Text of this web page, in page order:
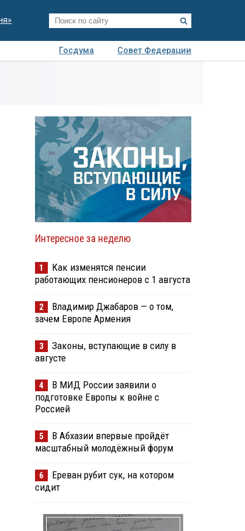
Госдума
Совет Федерации
Интересное за неделю
1
Как изменятся пенсии
работающих пенсионеров с 1 августа
2
Владимир Джабаров — о том,
зачем Европе Армения
3
Законы, вступающие в силу в
августе
4
В МИД России заявили о
подготовке Европы к войне с
Россией
5
В Абхазии впервые пройдёт
масштабный молодёжный форум
6
Ереван рубит сук, на котором
сидит